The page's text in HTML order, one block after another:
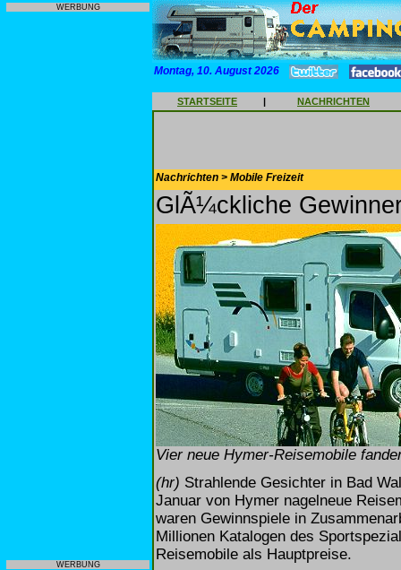
WERBUNG
WERBUNG
Montag, 10. August 2026
STARTSEITE | NACHRICHTEN
Nachrichten > Mobile Freizeit
GlÃ¼ckliche
Vier neue Hymer-Reisemobile
(hr) Strahlende Gesichter in Bad
Januar von Hymer nagelneue
waren Gewinnspiele in
Millionen Katalogen des
Reisemobile als Hauptpreise.